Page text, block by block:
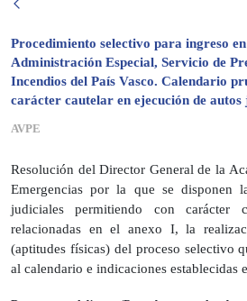
Procedimiento selectivo para ingreso
Administración Especial, Servicio de
Incendios del País Vasco. Calendario
carácter cautelar en ejecución de autos
AVPE
Resolución del Director General de la
Emergencias por la que se disponen
judiciales permitiendo con carácter
relacionadas en el anexo I, la
(aptitudes físicas) del proceso selectivo
al calendario e indicaciones establecidas